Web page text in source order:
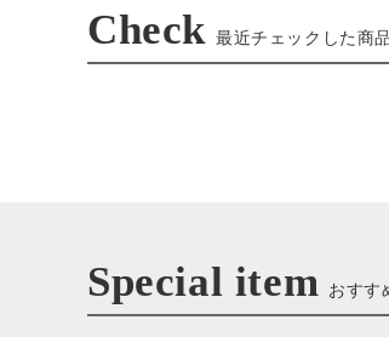
Check 最近チェックした商品
Special item おすす